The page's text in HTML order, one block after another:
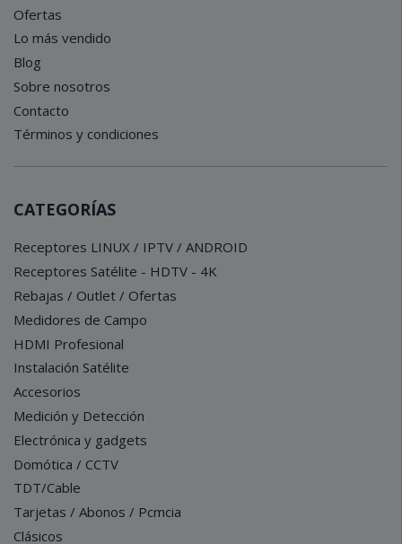
Ofertas
Lo más vendido
Blog
Sobre nosotros
Contacto
Términos y condiciones
CATEGORÍAS
Receptores LINUX / IPTV / ANDROID
Receptores Satélite - HDTV - 4K
Rebajas / Outlet / Ofertas
Medidores de Campo
HDMI Profesional
Instalación Satélite
Accesorios
Medición y Detección
Electrónica y gadgets
Domótica / CCTV
TDT/Cable
Tarjetas / Abonos / Pcmcia
Clásicos